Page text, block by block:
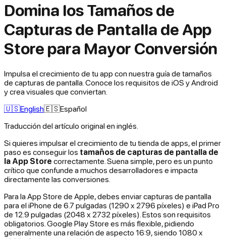
Domina los Tamaños de
Capturas de Pantalla de App
Store para Mayor Conversión
Impulsa el crecimiento de tu app con nuestra guía de tamaños
de capturas de pantalla. Conoce los requisitos de iOS y Android
y crea visuales que conviertan.
🇺🇸English🇪🇸Español
Traducción del artículo original en inglés.
Si quieres impulsar el crecimiento de tu tienda de apps, el primer
paso es conseguir los tamaños de capturas de pantalla de
la App Store correctamente. Suena simple, pero es un punto
crítico que confunde a muchos desarrolladores e impacta
directamente las conversiones.
Para la App Store de Apple, debes enviar capturas de pantalla
para el iPhone de 6.7 pulgadas (1290 x 2796 píxeles) e iPad Pro
de 12.9 pulgadas (2048 x 2732 píxeles). Estos son requisitos
obligatorios. Google Play Store es más flexible, pidiendo
generalmente una relación de aspecto 16:9, siendo 1080 x